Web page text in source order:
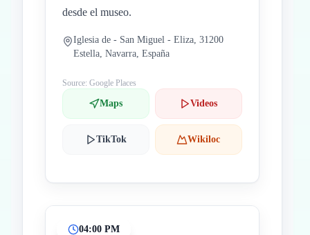
desde el museo.
Iglesia de - San Miguel - Eliza, 31200
Estella, Navarra, España
Source: Google Places
Maps Videos
TikTok Wikiloc
04:00 PM